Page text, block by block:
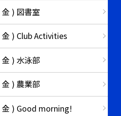
) 図書室
) Club Activities
) 水泳部
) 農業部
金 ) Good morning!